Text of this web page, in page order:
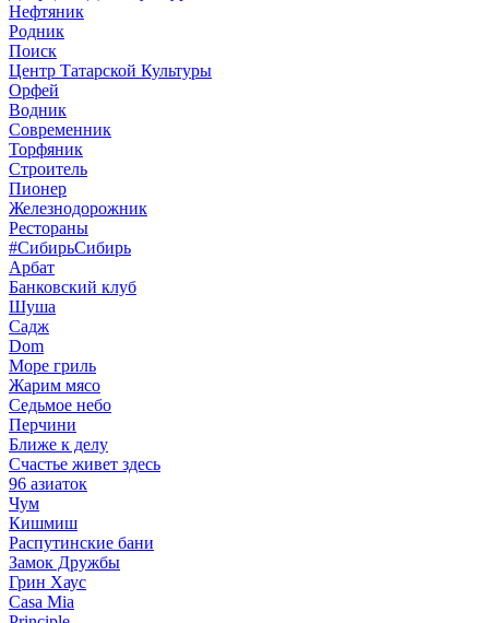
Нефтяник
Родник
Поиск
Центр Татарской Культуры
Орфей
Водник
Современник
Торфяник
Строитель
Пионер
Железнодорожник
Рестораны
#СибирьСибирь
Арбат
Банковский клуб
Шуша
Садж
Dom
Море гриль
Жарим мясо
Седьмое небо
Перчини
Ближе к делу
Счастье живет здесь
96 азиаток
Чум
Кишмиш
Распутинские бани
Замок Дружбы
Грин Хаус
Casa Mia